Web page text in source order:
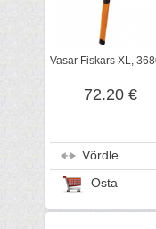
Vasar Fiskars XL,
72.20 €
Võrdle
Osta